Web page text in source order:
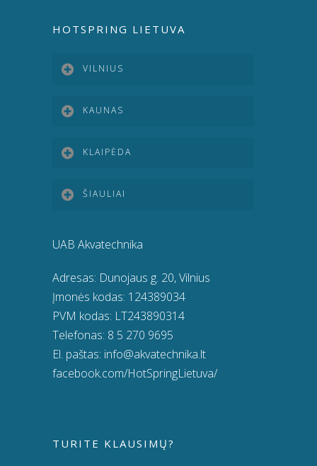
HOTSPRING LIETUVA
VILNIUS
KAUNAS
KLAIPĖDA
ŠIAULIAI
UAB Akvatechnika
Adresas: Dunojaus g. 20, Vilnius
Įmonės kodas: 124389034
PVM kodas: LT243890314
Telefonas: 8 5 270 9695
El. paštas: info@akvatechnika.lt
facebook.com/HotSpringLietuva/
TURITE KLAUSIMŲ?